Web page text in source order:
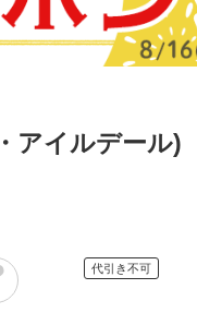
アイルデール)
代引き不可